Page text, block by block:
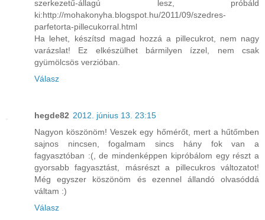
szerkezetű-állagú lesz, próbáld
ki:http://mohakonyha.blogspot.hu/2011/09/szedres-
parfetorta-pillecukorral.html
Ha lehet, készítsd magad hozzá a pillecukrot, nem nagy
varázslat! Ez elkészülhet bármilyen ízzel, nem csak
gyümölcsös verzióban.
Válasz
hegde82 2012. június 13. 23:15
Nagyon köszönöm! Veszek egy hőmérőt, mert a hűtőmben
sajnos nincsen, fogalmam sincs hány fok van a
fagyasztóban :(, de mindenképpen kipróbálom egy részt a
gyorsabb fagyasztást, másrészt a pillecukros változatot!
Még egyszer köszönöm és ezennel állandó olvasóddá
váltam :)
Válasz